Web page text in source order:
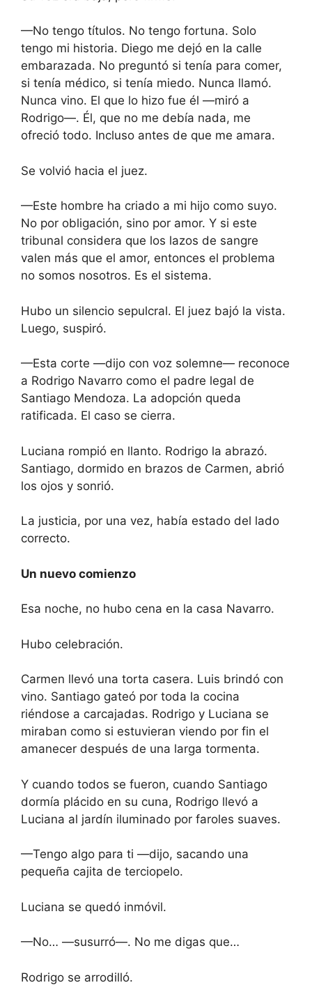
—No tengo títulos. No tengo fortuna. Solo
tengo mi historia. Diego me dejó en la calle
embarazada. No preguntó si tenía para comer,
si tenía médico, si tenía miedo. Nunca llamó.
Nunca vino. El que lo hizo fue él —miró a
Rodrigo—. Él, que no me debía nada, me
ofreció todo. Incluso antes de que me amara.
Se volvió hacia el juez.
—Este hombre ha criado a mi hijo como suyo.
No por obligación, sino por amor. Y si este
tribunal considera que los lazos de sangre
valen más que el amor, entonces el problema
no somos nosotros. Es el sistema.
Hubo un silencio sepulcral. El juez bajó la vista.
Luego, suspiró.
—Esta corte —dijo con voz solemne— reconoce
a Rodrigo Navarro como el padre legal de
Santiago Mendoza. La adopción queda
ratificada. El caso se cierra.
Luciana rompió en llanto. Rodrigo la abrazó.
Santiago, dormido en brazos de Carmen, abrió
los ojos y sonrió.
La justicia, por una vez, había estado del lado
correcto.
Un nuevo comienzo
Esa noche, no hubo cena en la casa Navarro.
Hubo celebración.
Carmen llevó una torta casera. Luis brindó con
vino. Santiago gateó por toda la cocina
riéndose a carcajadas. Rodrigo y Luciana se
miraban como si estuvieran viendo por fin el
amanecer después de una larga tormenta.
Y cuando todos se fueron, cuando Santiago
dormía plácido en su cuna, Rodrigo llevó a
Luciana al jardín iluminado por faroles suaves.
—Tengo algo para ti —dijo, sacando una
pequeña cajita de terciopelo.
Luciana se quedó inmóvil.
—No… —susurró—. No me digas que…
Rodrigo se arrodilló.